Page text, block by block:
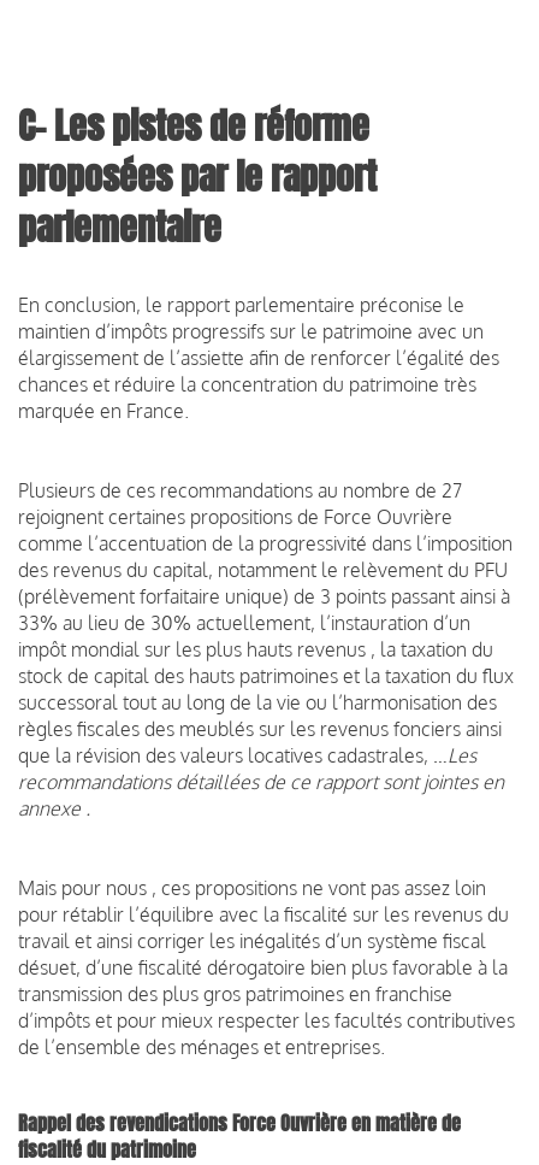
C- Les pistes de réforme
proposées par le rapport
parlementaire
En conclusion, le rapport parlementaire préconise le
maintien d’impôts progressifs sur le patrimoine avec un
élargissement de l’assiette afin de renforcer l’égalité des
chances et réduire la concentration du patrimoine très
marquée en France.
Plusieurs de ces recommandations au nombre de 27
rejoignent certaines propositions de Force Ouvrière
comme l’accentuation de la progressivité dans l’imposition
des revenus du capital, notamment le relèvement du PFU
(prélèvement forfaitaire unique) de 3 points passant ainsi à
33% au lieu de 30% actuellement, l’instauration d’un
impôt mondial sur les plus hauts revenus , la taxation du
stock de capital des hauts patrimoines et la taxation du flux
successoral tout au long de la vie ou l’harmonisation des
règles fiscales des meublés sur les revenus fonciers ainsi
que la révision des valeurs locatives cadastrales, … Les
recommandations détaillées de ce rapport sont jointes en
annexe .
Mais pour nous , ces propositions ne vont pas assez loin
pour rétablir l’équilibre avec la fiscalité sur les revenus du
travail et ainsi corriger les inégalités d’un système fiscal
désuet, d’une fiscalité dérogatoire bien plus favorable à la
transmission des plus gros patrimoines en franchise
d’impôts et pour mieux respecter les facultés contributives
de l’ensemble des ménages et entreprises.
Rappel des revendications Force Ouvrière en matière de
fiscalité du patrimoine